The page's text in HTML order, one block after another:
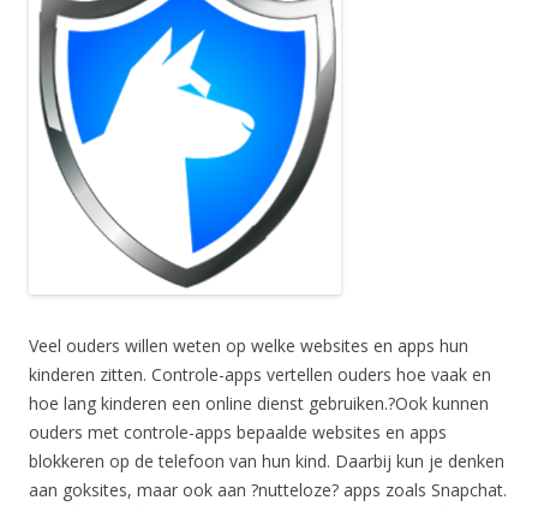
Veel ouders willen weten op welke websites en apps hun
kinderen zitten. Controle-apps vertellen ouders hoe vaak en
hoe lang kinderen een online dienst gebruiken.?Ook kunnen
ouders met controle-apps bepaalde websites en apps
blokkeren op de telefoon van hun kind. Daarbij kun je denken
aan goksites, maar ook aan ?nutteloze? apps zoals Snapchat.